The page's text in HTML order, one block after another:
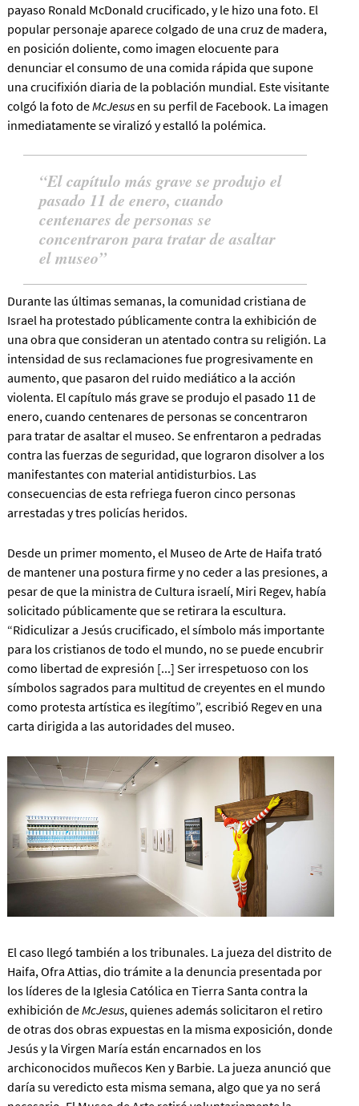
payaso Ronald McDonald crucificado, y le hizo una foto. El
popular personaje aparece colgado de una cruz de madera,
en posición doliente, como imagen elocuente para
denunciar el consumo de una comida rápida que supone
una crucifixión diaria de la población mundial. Este visitante
colgó la foto deMcJesusen su perfil de Facebook. La imagen
inmediatamente se viralizó y estalló la polémica.
El capítulo más grave se produjo el
pasado 11 de enero, cuando
centenares de personas se
concentraron para tratar de asaltar
el museo
Durante las últimas semanas, la comunidad cristiana de
Israel ha protestado públicamente contra la exhibición de
una obra que consideran un atentado contra su religión. La
intensidad de sus reclamaciones fue progresivamente en
aumento, que pasaron del ruido mediático a la acción
violenta. El capítulo más grave se produjo el pasado 11 de
enero, cuando centenares de personas se concentraron
para tratar de asaltar el museo. Se enfrentaron a pedradas
contra las fuerzas de seguridad, que lograron disolver a los
manifestantes con material antidisturbios. Las
consecuencias de esta refriega fueron cinco personas
arrestadas y tres policías heridos.
Desde un primer momento, el Museo de Arte de Haifa trató
de mantener una postura firme y no ceder a las presiones, a
pesar de que la ministra de Cultura israelí, Miri Regev, había
solicitado públicamente que se retirara la escultura.
“Ridiculizar a Jesús crucificado, el símbolo más importante
para los cristianos de todo el mundo, no se puede encubrir
como libertad de expresión [...] Ser irrespetuoso con los
símbolos sagrados para multitud de creyentes en el mundo
como protesta artística es ilegítimo”, escribió Regev en una
carta dirigida a las autoridades del museo.
El caso llegó también a los tribunales. La jueza del distrito de
Haifa, Ofra Attias, dio trámite a la denuncia presentada por
los líderes de la Iglesia Católica en Tierra Santa contra la
exhibición deMcJesus, quienes además solicitaron el retiro
de otras dos obras expuestas en la misma exposición, donde
Jesús y la Virgen María están encarnados en los
archiconocidos muñecos Ken y Barbie. La jueza anunció que
daría su veredicto esta misma semana, algo que ya no será